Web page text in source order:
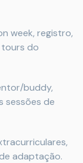
week, registro,
tours do
buddy,
sessões de
adaptação.